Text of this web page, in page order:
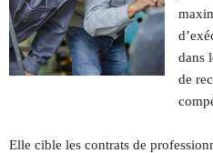
dans
de
Elle cible les contrats de